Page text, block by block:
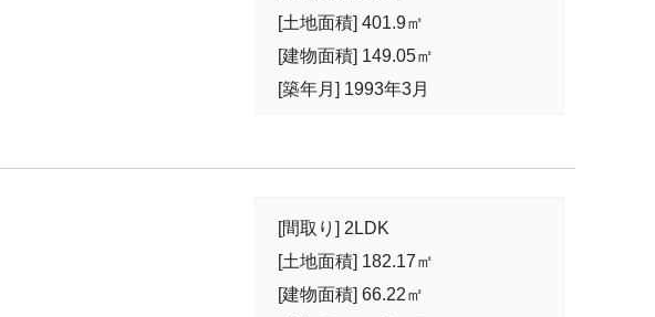
[土地面積] 401.9㎡
[建物面積] 149.05㎡
[築年月] 1993年3月
[間取り] 2LDK
[土地面積] 182.17㎡
[建物面積] 66.22㎡